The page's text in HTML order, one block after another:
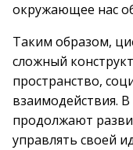
окружающее нас
Таким образом,
сложный
пространство,
взаимодействия.
продолжают
управлять своей